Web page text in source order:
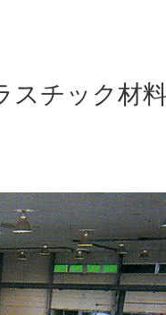
スチック材